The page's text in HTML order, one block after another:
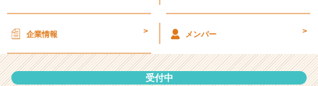
プ
明
会
企業情報 > メンバー >
受付中